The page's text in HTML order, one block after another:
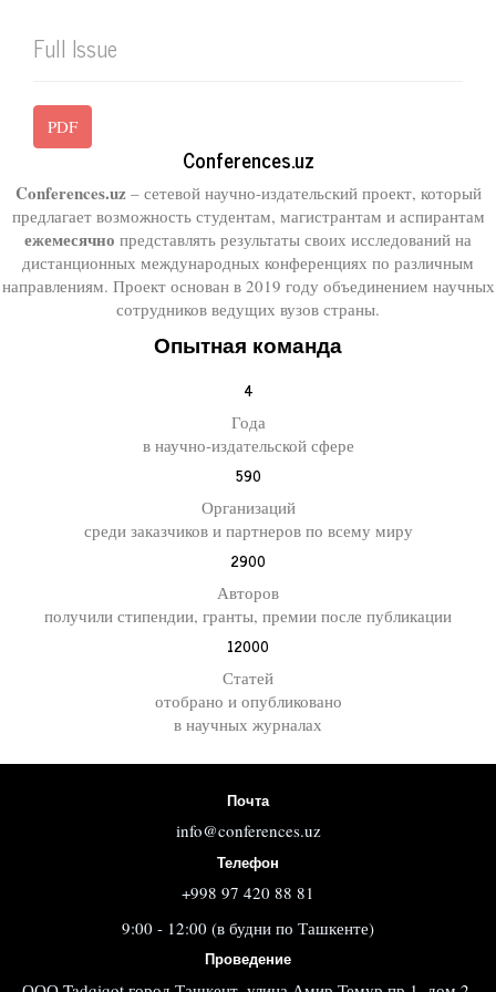
Full Issue
PDF
Conferences.uz
Conferences.uz– сетевой научно-издательский проект, который
предлагает возможность студентам, магистрантам и аспирантам
ежемесячно представлять результаты своих исследований на
дистанционных международных конференциях по различным
направлениям. Проект основан в 2019 году объединением научных
сотрудников ведущих вузов страны.
Опытная команда
4
Года
в научно-издательской сфере
590
Организаций
среди заказчиков и партнеров по всему миру
2900
Авторов
получили стипендии, гранты, премии после публикации
12000
Статей
отобрано и опубликовано
в научных журналах
Почта
info@conferences.uz
Телефон
+998 97 420 88 81
9:00 - 12:00 (в будни по Ташкенте)
Проведение